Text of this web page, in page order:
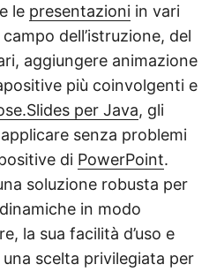
le presentazioni in vari
dell’istruzione, del
aggiungere animazione
più coinvolgenti e
per Java, gli
senza problemi
di PowerPoint.
soluzione robusta per
in modo
la sua facilità d’uso e
scelta privilegiata per